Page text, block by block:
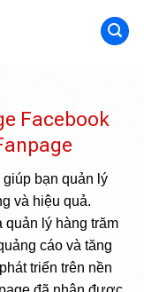
Facebook
bạn quản lý
và hiệu quả.
lý hàng trăm
cáo và tăng
triển trên nền